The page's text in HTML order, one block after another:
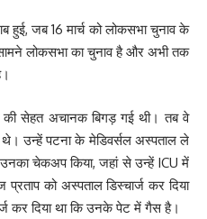
हुई, जब 16 मार्च को लोकसभा चुनाव के
लोकसभा का चुनाव है और अभी तक
की सेहत अचानक बिगड़ गई थी। तब वे
थे। उन्हें पटना के मेडिवर्सल अस्पताल ले
उनका चेकअप किया, जहां से उन्हें ICU में
को अस्पताल डिस्चार्ज कर दिया
कर दिया था कि उनके पेट में गैस है।